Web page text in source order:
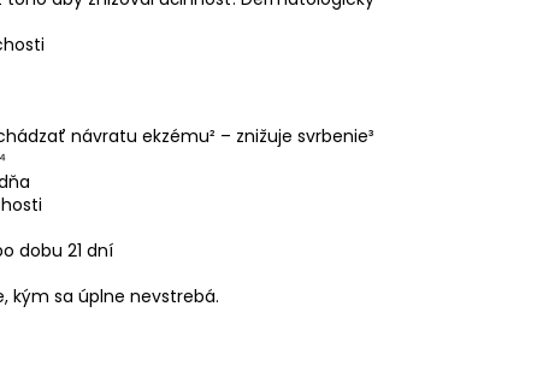
návratu ekzému² – znižuje svrbenie³
dobu 21 dní
kým sa úplne nevstrebá.